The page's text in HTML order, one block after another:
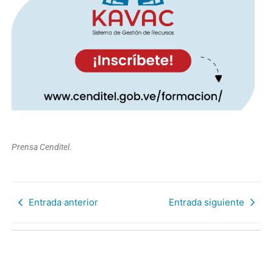
Prensa Cenditel.
Entrada anterior Entrada siguiente